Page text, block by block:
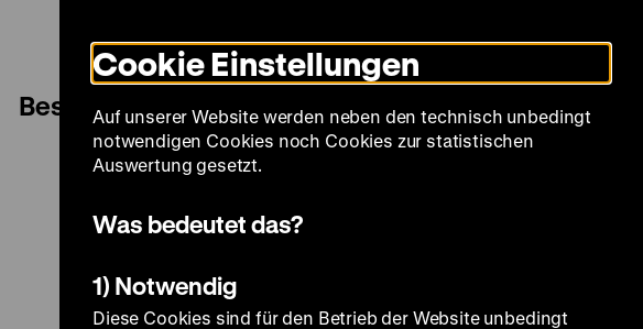
Modus
umschalten
Sprache
Besuch Spielplan Filmreihen Über uns
Cookie Einstellungen
Auf unserer Website werden neben den technisch unbedingt
notwendigen Cookies noch Cookies zur statistischen
Auswertung gesetzt.
Was bedeutet das?
1) Notwendig
Diese Cookies sind für den Betrieb der Website unbedingt